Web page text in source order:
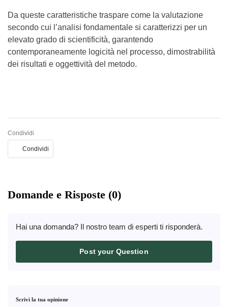
Da queste caratteristiche traspare come la valutazione
secondo cui l’analisi fondamentale si caratterizzi per un
elevato grado di scientificità, garantendo
contemporaneamente logicità nel processo, dimostrabilità
dei risultati e oggettività del metodo.
Condividi
Condividi
Domande e Risposte (0)
Hai una domanda? Il nostro team di esperti ti risponderà.
Post your Question
Scrivi la tua opinione